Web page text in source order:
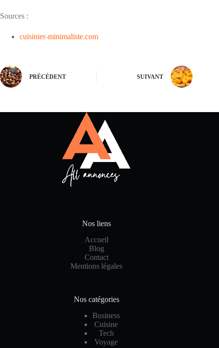
Sources :
cuisinier-minimaliste.com
PRÉCÉDENT SUIVANT
Nos liens
Accueil
Blog
Contact
Mentions légales
Nos catégories
Business
Cuisine
Tech
Voyage